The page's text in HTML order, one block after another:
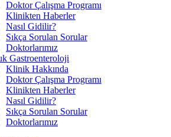
Doktor Çalışma Programı
Klinikten Haberler
Nasıl Gidilir?
Sıkça Sorulan Sorular
Doktorlarımız
Gastroenteroloji
Klinik Hakkında
Doktor Çalışma Programı
Klinikten Haberler
Nasıl Gidilir?
Sıkça Sorulan Sorular
Doktorlarımız